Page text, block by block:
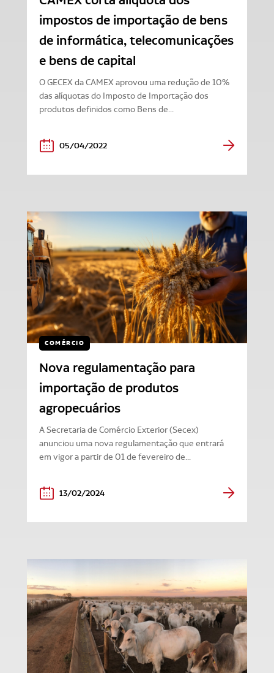
impostos de importação de bens
de informática, telecomunicações
e bens de capital
O GECEX da CAMEX aprovou uma redução de 10%
das alíquotas do Imposto de Importação dos
produtos definidos como Bens de...
05/04/2022
COMÉRCIO
Nova regulamentação para
importação de produtos
agropecuários
A Secretaria de Comércio Exterior (Secex)
anunciou uma nova regulamentação que entrará
em vigor a partir de 01 de fevereiro de...
13/02/2024